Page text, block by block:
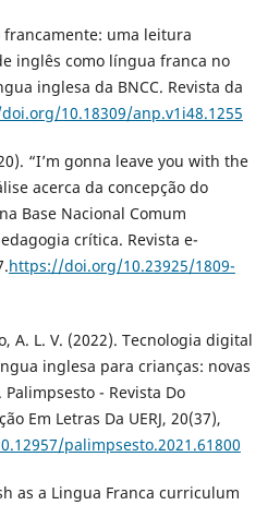
francamente: uma leitura
inglês como língua franca no
inglesa da BNCC. Revista da
10.18309/anp.v1i48.1255
“I’m gonna leave you with the
acerca da concepção do
Base Nacional Comum
crítica. Revista e-
https://doi.org/10.23925/1809-
A. L. V. (2022). Tecnologia digital
inglesa para crianças: novas
- Revista Do
Em Letras Da UERJ, 20(37),
palimpsesto.2021.61800
as a Lingua Franca curriculum